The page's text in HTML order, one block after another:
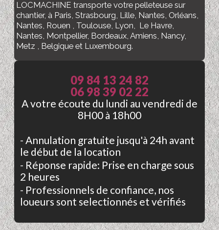
LOCMACHINE transporte votre pelleteuse sur
chantier, à Paris, Strasbourg, Lille, Nantes, Orléans,
Nantes, Rouen , Toulouse, Lyon, Le Havre,
Nantes, Montpellier, Bordeaux, Amiens, Nancy,
Metz , Belgique et Luxembourg.
09 84 13 24 82
06 98 39 02 22
A votre écoute du lundi au vendredi de
8H00 à 18h00
- Annulation gratuite jusqu'à 24h avant
le début de la location
- Réponse rapide: Prise en charge sous
2 heures
- Professionnels de confiance, nos
loueurs sont selectionnés et vérifiés